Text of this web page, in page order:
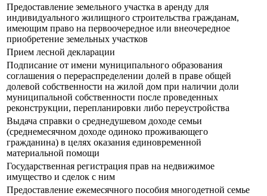
Предоставление земельного участка в аренду для
индивидуального жилищного строительства гражданам,
имеющим право на первоочередное или внеочередное
приобретение земельных участков
Прием лесной декларации
Подписание от имени муниципального образования
соглашения о перераспределении долей в праве общей
долевой собственности на жилой дом при наличии доли
муниципальной собственности после проведенных
реконструкции, перепланировки либо переустройства
Выдача справки о среднедушевом доходе семьи
(среднемесячном доходе одиноко проживающего
гражданина) в целях оказания единовременной
материальной помощи
Государственная регистрация прав на недвижимое
имущество и сделок с ним
Предоставление ежемесячного пособия многодетной семье